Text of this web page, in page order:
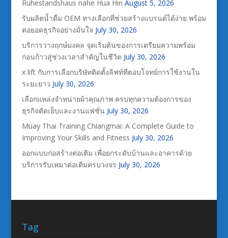
Ruhestandshaus nahe Hua Hin August 5, 2026
รับผลิตน้ำดื่ม OEM ทางเลือกที่ช่วยสร้างแบรนด์ได้ง่าย พร้อม
ต่อยอดธุรกิจอย่างมั่นใจ July 30, 2026
บริการวางฤกษ์มงคล จุดเริ่มต้นของการเตรียมความพร้อม
ก่อนก้าวสู่ช่วงเวลาสำคัญในชีวิต July 30, 2026
x lift กับการเลือกบริษัทติดตั้งลิฟท์ที่ตอบโจทย์การใช้งานใน
ระยะยาว July 30, 2026
เลือกแหล่งจำหน่ายผ้าคุณภาพ ครบทุกความต้องการของ
ธุรกิจตัดเย็บและงานแฟชั่น July 30, 2026
Muay Thai Training Chiangmai: A Complete Guide to
Improving Your Skills and Fitness July 30, 2026
ออกแบบก่อสร้างต่อเติม เพื่อยกระดับบ้านและอาคารด้วย
บริการรับเหมาต่อเติมครบวงจร July 30, 2026
Tag